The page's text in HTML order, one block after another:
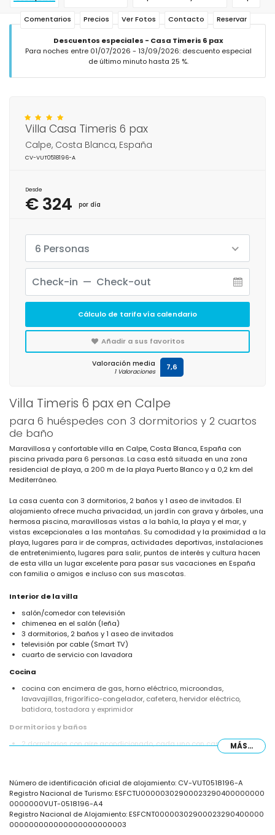
Comentarios Precios Ver Fotos Contacto Reservar
Descuentos especiales - Casa Timeris 6 pax
Para noches entre 01/07/2026 - 13/09/2026: descuento especial
de último minuto hasta 25 %.
Villa Timeris 6 pax en Calpe
para 6 huéspedes con 3 dormitorios y 2 cuartos
de baño
Maravillosa y confortable villa en Calpe, Costa Blanca, España con
piscina privada para 6 personas. La casa está situada en una zona
residencial de playa, a 200 m de la playa Puerto Blanco y a 0,2 km del
Mediterráneo.
La casa cuenta con 3 dormitorios, 2 baños y 1 aseo de invitados. El
alojamiento ofrece mucha privacidad, un jardín con grava y árboles, una
hermosa piscina, maravillosas vistas a la bahía, la playa y el mar, y
vistas excepcionales a las montañas. Su comodidad y la proximidad a la
playa, lugares para ir de compras, actividades deportivas, instalaciones
de entretenimiento, lugares para salir, puntos de interés y cultura hacen
de esta villa un lugar excelente para pasar sus vacaciones en España
con familia o amigos e incluso con sus mascotas.
Interior de la villa
salón/comedor con televisión
chimenea en el salón (leña)
3 dormitorios, 2 baños y 1 aseo de invitados
televisión por cable (Smart TV)
cuarto de servicio con lavadora
Cocina
cocina con encimera de gas, horno eléctrico, microondas,
lavavajillas, frigorífico-congelador, cafetera, hervidor eléctrico,
batidora, tostadora y exprimidor
Dormitorios y baños
2 dormitorios con aire acondicionado, cada uno con cama doble
dormitorio con aire acondicionado y 2 camas individuales
Exterior de la villa
parcela vallada
piscina privada en forma de riñón de 10m x 4m
jardín con grava, árboles y mobiliario de jardín con tumbonas
MÁS...
Número de identificación oficial de alojamiento: CV-VUT0518196-A
Registro Nacional de Turismo: ESFCTU00000302900023290400000000
0000000VUT-0518196-A4
Registro Nacional de Alojamiento: ESFCNT00000302900023290400000
000000000000000000000003
Villa Casa Timeris 6 pax
Calpe, Costa Blanca, España
CV-VUT0518196-A
Desde
€ 324 por día
6 Personas
Cálculo de tarifa vía calendario
Añadir a sus favoritos
Valoración media
1 Valoraciones 7,6